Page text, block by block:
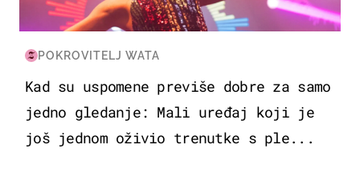
POKROVITELJ WATA
Kad su uspomene previše dobre za samo
jedno gledanje: Mali uređaj koji je
još jednom oživio trenutke s ple...